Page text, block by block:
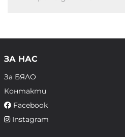
ЗА НАС
За БЯЛО
Контакти
Facebook
Instagram